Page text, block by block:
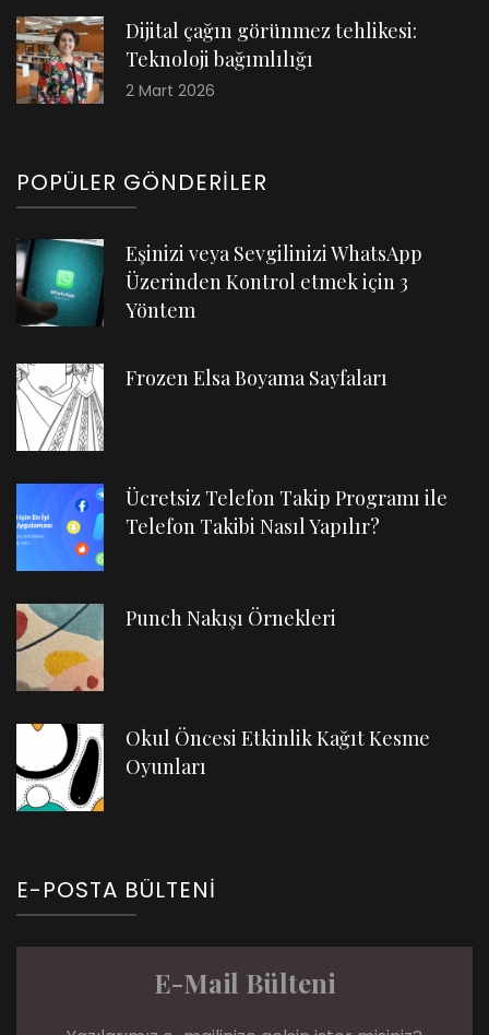
Dijital çağın görünmez tehlikesi:
Teknoloji bağımlılığı
2 Mart 2026
POPÜLER GÖNDERILER
Eşinizi veya Sevgilinizi WhatsApp
Üzerinden Kontrol etmek için 3
Yöntem
Frozen Elsa Boyama Sayfaları
Ücretsiz Telefon Takip Programı ile
Telefon Takibi Nasıl Yapılır?
Punch Nakışı Örnekleri
Okul Öncesi Etkinlik Kağıt Kesme
Oyunları
E-POSTA BÜLTENI
E-Mail Bülteni